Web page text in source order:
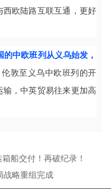
欧陆路互联互通，更好
中欧班列从义乌始发，
敦至义乌中欧班列的开
，中英贸易往来更加高
船交付！再破纪录！
战略重组完成